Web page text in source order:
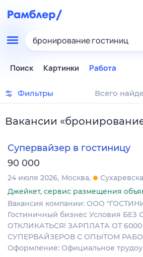
бронирование гостиниц
Поиск Картинки Работа
Фильтры Всего
Вакансии «
Супервайзер в гостиницу
90 000
24 июля 2026 Москва
Джейкет, сервис размещения
Вакансия компании: ООО
Гостиничный бизнес Условия
ОТКЛИКАТЬСЯ! ЗАРПЛАТА ОТ
СУПЕРВАЙЗЕРОВ С ОПЫТОМ
Оформление: Официальное